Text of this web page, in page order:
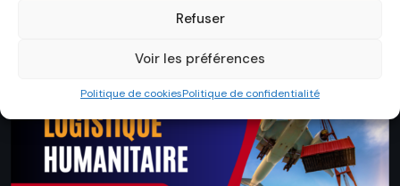
Refuser
Voir les préférences
Politique de cookiesPolitique de confidentialité